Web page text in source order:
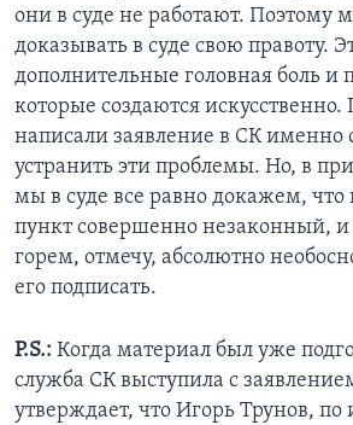
они в суде не работают. Поэтому
доказывать в суде свою правоту.
дополнительные головная боль и
которые создаются
написали заявление в СК именно
устранить эти проблемы. Но, в
мы в суде все равно докажем, что
пункт совершенно незаконный,
горем, отмечу, абсолютно
его подписать.
P.S.: Когда материал был уже
служба СК выступила с
утверждает, что Игорь Трунов,